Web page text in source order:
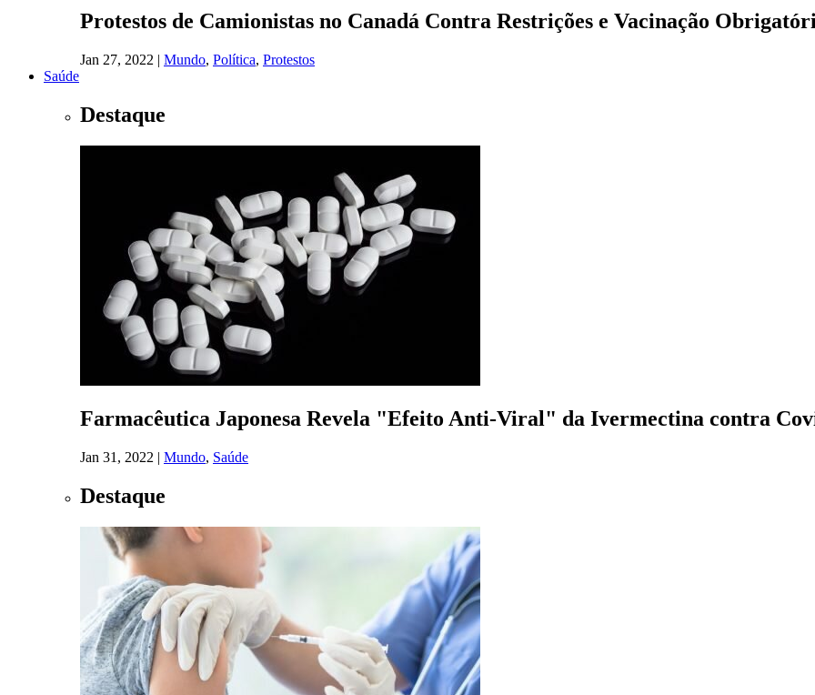
Protestos de Camionistas no Canadá Contra Restrições e Vacinação
Jan 27, 2022 | Mundo, Política, Protestos
Saúde
Destaque
Farmacêutica Japonesa Revela "Efeito Anti-Viral" da Ivermectina contra
Jan 31, 2022 | Mundo, Saúde
Destaque